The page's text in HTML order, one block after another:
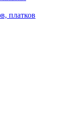
платков